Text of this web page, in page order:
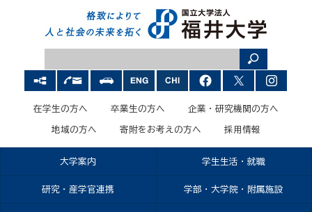
在学生の方へ 卒業生の方へ 企業・研究機関の方へ
地域の方へ 寄附をお考えの方へ 採用情報
大学案内 学生生活・就職
研究・産学官連携 学部・大学院・附属施設